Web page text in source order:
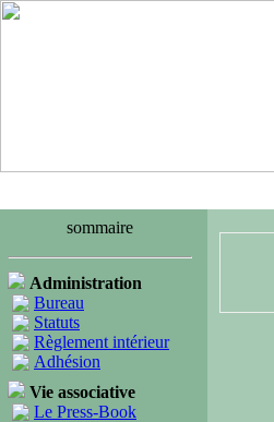
sommaire
Administration
Bureau
Statuts
Règlement intérieur
Adhésion
Vie associative
Le Press-Book